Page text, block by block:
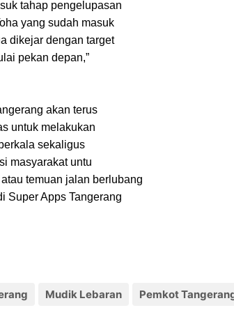
tahap pengelupasan
yang sudah masuk
dikejar dengan target
pekan depan,”
akan terus
untuk melakukan
sekaligus
masyarakat untu
temuan jalan berlubang
Super Apps Tangerang
Mudik Lebaran Pemkot